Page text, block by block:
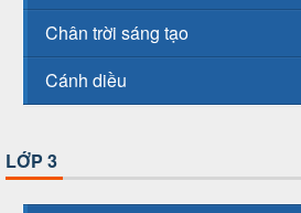
Chân trời sáng tạo
Cánh diều
LỚP 3